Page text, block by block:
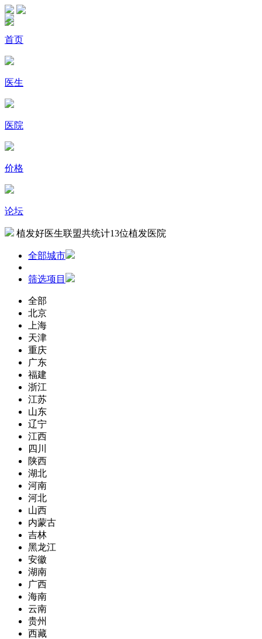
首页
医生
医院
价格
论坛
植发好医生联盟共统计13位植发医院
全部城市
筛选项目
全部
北京
上海
天津
重庆
广东
福建
浙江
江苏
山东
辽宁
江西
四川
陕西
湖北
河南
河北
山西
内蒙古
吉林
黑龙江
安徽
湖南
广西
海南
云南
贵州
西藏